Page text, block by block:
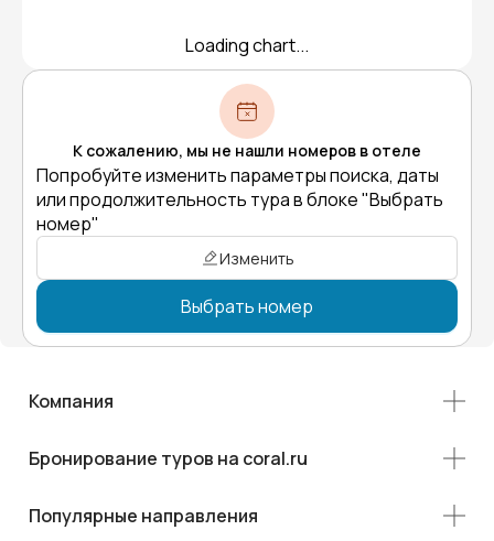
Loading chart...
К сожалению, мы не нашли номеров в отеле
Попробуйте изменить параметры поиска, даты
или продолжительность тура в блоке "Выбрать
номер"
Изменить
Выбрать номер
Компания
Бронирование туров на coral.ru
Популярные направления